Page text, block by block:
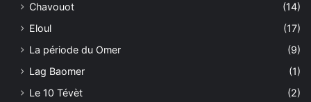
Chavouot
(14)
Eloul
(17)
La période du Omer
(9)
Lag Baomer
(1)
Le 10 Tévèt
(2)